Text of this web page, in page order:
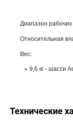
Диапазон
Относительная
Вес:
9,6 кг - шасси
Технические